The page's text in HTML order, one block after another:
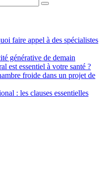
faire appel à des spécialistes
générative de demain
est essentiel à votre santé ?
froide dans un projet de
: les clauses essentielles